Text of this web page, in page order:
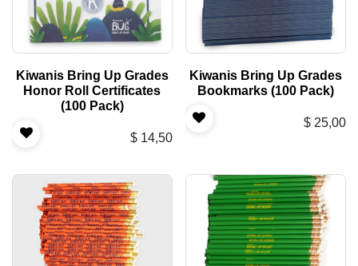
Kiwanis Bring Up Grades
Honor Roll Certificates
(100 Pack)
$ 14,50
Kiwanis Bring Up Grades
Bookmarks (100 Pack)
$ 25,00